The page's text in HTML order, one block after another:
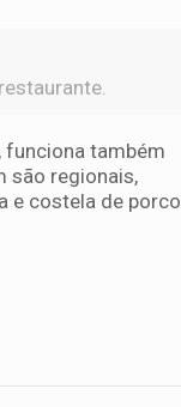
funciona também
são regionais,
e costela de porco